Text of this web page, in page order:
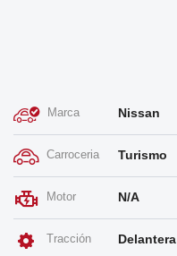
Marca Nissan
Carroceria Turismo
Motor N/A
Tracción Delantera